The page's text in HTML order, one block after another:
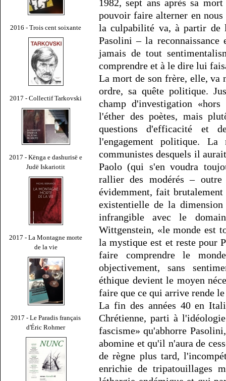
2016 - Trois cent soixante
2017 - Collectif Tarkovski
2017 - Kënga e dashurisë e
Judë Iskariotit
2017 - La Montagne morte
de la vie
2017 - Le Paradis français
d'Éric Rohmer
1982, sept ans après sa
pouvoir faire alterner en
la culpabilité va, à partir de
Pasolini – la
jamais de tout
comprendre et à le dire lui
La mort de son frère, elle, va
ordre, sa quête politique.
champ d'investigation
l'éther des poètes, mais
questions d'efficacité et
l'engagement politique.
communistes desquels il
Paolo (qui s'en voudra
rallier des modérés –
évidemment, fait
existentielle de la
infrangible avec le
Wittgenstein, «le monde est
la mystique est et reste pour
faire comprendre le
objectivement, sans
éthique devient le moyen
faire que ce qui arrive rende
La fin des années 40 en
Chrétienne, parti à
fascisme» qu'abhorre
abomine et qu'il n'aura de
de règne plus tard,
enrichie de tripatouillages